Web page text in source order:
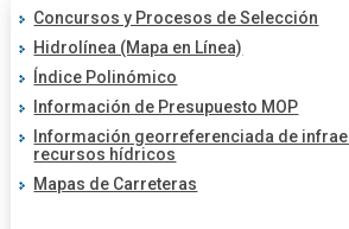
Concursos y Procesos de Selección
Hidrolínea (Mapa en Línea)
Índice Polinómico
Información de Presupuesto MOP
Información georreferenciada de
recursos hídricos
Mapas de Carreteras